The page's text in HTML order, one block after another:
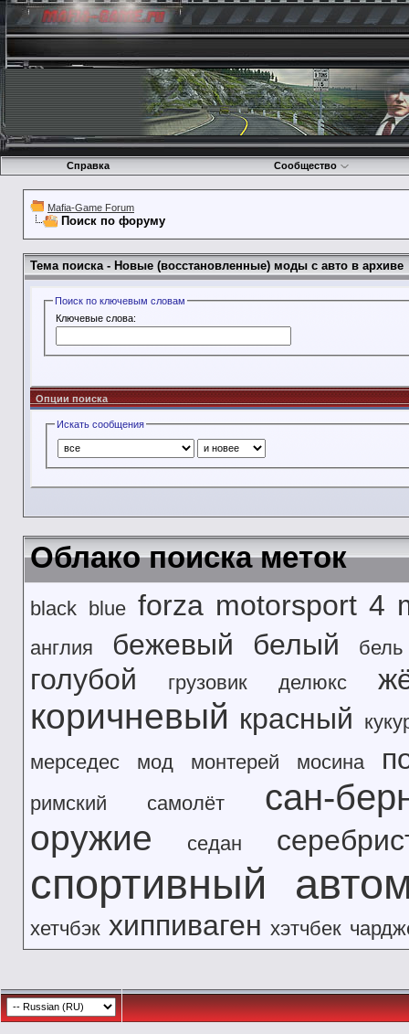
Справка Сообщество
Mafia-Game Forum
Поиск по форуму
Тема поиска - Новые (восстановленные) моды с авто в архиве
Поиск по ключевым словам
Ключевые слова:
Опции поиска
Искать сообщения
Облако поиска меток
black blue forza motorsport 4
англия бежевый белый
голубой грузовик делюкс
коричневый красный
мерседес
мод монтерей мосина
римский самолёт сан-
оружие седан
спортивный
хетчбэк хиппиваген хэтчбек